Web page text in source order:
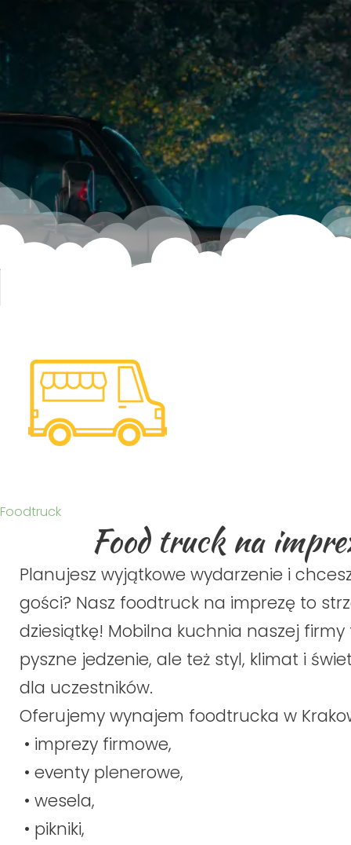
Foodtruck
Food truck na
Planujesz wyjątkowe wydarzenie i
gości? Nasz foodtruck na imprezę to
dziesiątkę! Mobilna kuchnia naszej firmy
pyszne jedzenie, ale też styl, klimat i
dla uczestników.
Oferujemy wynajem foodtrucka w
• imprezy firmowe,
• eventy plenerowe,
• wesela,
• pikniki,